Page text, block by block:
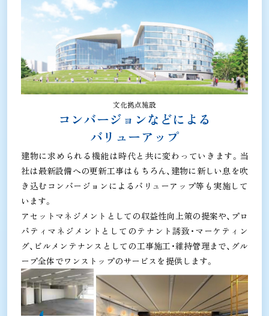
文化拠点施設
コンバージョンなどによる
バリューアップ
建物に求められる機能は時代と共に変わっていきます。当
社は最新設備への更新工事はもちろん、建物に新しい息を吹
き込むコンバージョンによるバリューアップ等も実施して
います。
アセットマネジメントとしての収益性向上策の提案や、プロ
パティマネジメントとしてのテナント誘致・マーケティン
グ、ビルメンテナンスとしての工事施工・維持管理まで、グル
ープ全体でワンストップのサービスを提供します。